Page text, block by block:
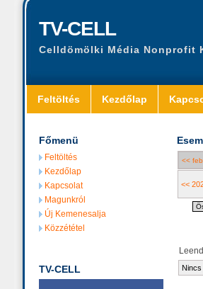
TV-CELL
Celldömölki Média Nonprofit
Feltöltés Kezdőlap
Főmenü
Feltöltés
Kezdőlap
Kapcsolat
Magunkról
Új Kemenesalja
Közzététel
TV-CELL
<<
<<
Nincs